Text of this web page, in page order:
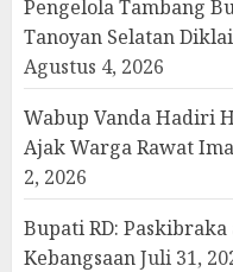
Pengelola Tambang
Tanoyan Selatan
Agustus 4, 2026
Wabup Vanda Hadiri
Ajak Warga Rawat
2, 2026
Bupati RD:
KebangsaanJuli 31,